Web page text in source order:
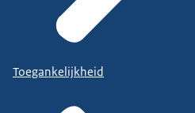
Toegankelijkheid